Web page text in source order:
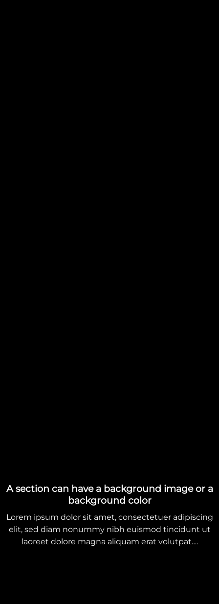
A section can have a background image or a
background color
Lorem ipsum dolor sit amet, consectetuer adipiscing
elit, sed diam nonummy nibh euismod tincidunt ut
laoreet dolore magna aliquam erat volutpat….